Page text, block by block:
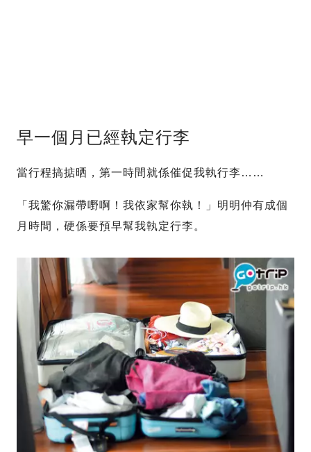
早一個月已經執定行李
當行程搞掂晒，第一時間就係催促我執行李……
「我驚你漏帶嘢啊！我依家幫你執！」明明仲有成個
月時間，硬係要預早幫我執定行李。